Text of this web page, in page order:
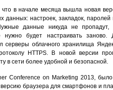
что в начале месяца вышла новая
данных: настроек, закладок,
данные никуда не
будет настраивать заново.
серверы облачного хранилища
HTTPS. В новой версии
в сети более удобной и безопасной.
Conference on Marketing 2013,
браузера для смартфонов и